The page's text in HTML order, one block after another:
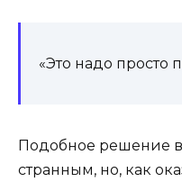
«Это надо просто
Подобное решение
странным, но, как